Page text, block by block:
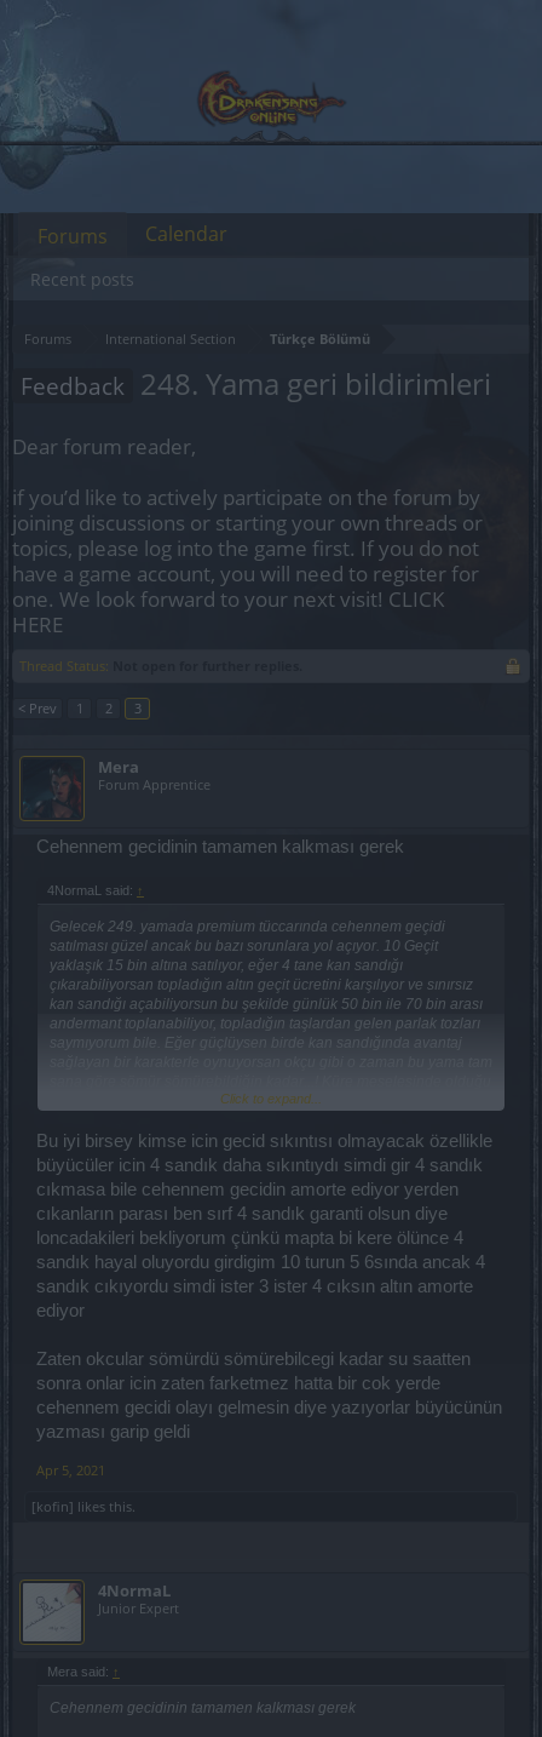
Forums International Section Türkçe Bölümü
Feedback 248. Yama geri bildirimleri
Dear forum reader,
if you’d like to actively participate on the forum by
joining discussions or starting your own threads or
topics, please log into the game first. If you do not
have a game account, you will need to register for
one. We look forward to your next visit! CLICK
HERE
Thread Status:
< Prev 1 2 3
Mera
Forum Apprentice
Cehennem gecidinin tamamen kalkması gerek
4NormaL said: ↑
Gelecek 249. yamada premium tüccarında cehennem geçidi
satılması güzel ancak bu bazı sorunlara yol açıyor. 10 Geçit
yaklaşık 15 bin altına satılıyor, eğer 4 tane kan sandığı
çıkarabiliyorsan topladığın altın geçit ücretini karşılıyor ve sınırsız
kan sandığı açabiliyorsun bu şekilde günlük 50 bin ile 70 bin arası
andermant toplanabiliyor, topladığın taşlardan gelen parlak tozları
saymıyorum bile. Eğer güçlüysen birde kan sandığında avantaj
gibi birileri yine ceplerini dolduracak, ve sonra bir yamada geçidi
sonra altınla sınırlı sayıda geçit alabileceksiniz diyerek bunu
düzeltecekler.
Bunlar olmadan buraya yazıyorum, bunları merkeze lütfen bildirin
ya geçit fiyatını arttırsınlar, ya da 10 yerine 100 adet geçit satılsın ve
günde sadece 1 kere alınabilsin. Oyunda bu kadar dengesizlik
varken sürekli birilerinin ceplerini dolduracak saçmalıklara imza
atmasınlar hesap kitabı iyi yapsınlar...
Click to expand...
Bu iyi birsey kimse icin gecid sıkıntısı olmayacak özellikle
büyücüler icin 4 sandık daha sıkıntıydı simdi gir 4 sandık
cıkmasa bile cehennem gecidin amorte ediyor yerden
cıkanların parası ben sırf 4 sandık garanti olsun diye
loncadakileri bekliyorum çünkü mapta bi kere ölünce 4
sandık hayal oluyordu girdigim 10 turun 5 6sında ancak 4
sandık cıkıyordu simdi ister 3 ister 4 cıksın altın amorte
ediyor
Zaten okcular sömürdü sömürebilcegi kadar su saatten
sonra onlar icin zaten farketmez hatta bir cok yerde
cehennem gecidi olayı gelmesin diye yazıyorlar büyücünün
yazması garip geldi
Apr 5, 2021
[kofin] likes this.
4NormaL
Junior Expert
Mera said: ↑
Cehennem gecidinin tamamen kalkması gerek
Forums
Recent posts
Calendar